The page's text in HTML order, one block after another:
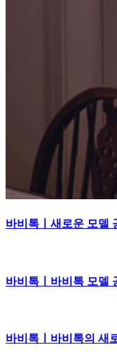
바비톡ㅣ새로운 모델
바비톡ㅣ바비톡 모델
바비톡ㅣ바비톡의 새